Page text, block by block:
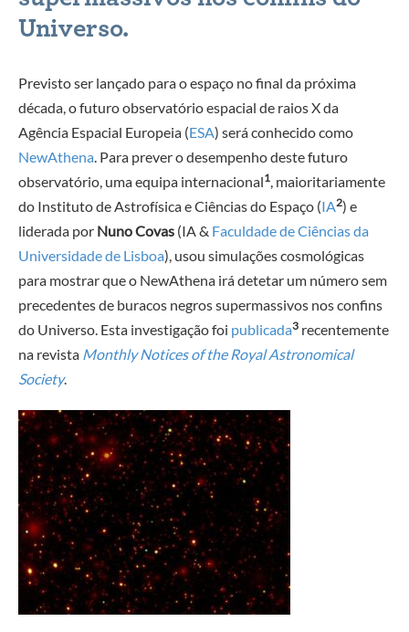
Universo.
Previsto ser lançado para o espaço no final da próxima
década, o futuro observatório espacial de raios X da
Agência Espacial Europeia (ESA) será conhecido como
NewAthena. Para prever o desempenho deste futuro
observatório, uma equipa internacional1, maioritariamente
do Instituto de Astrofísica e Ciências do Espaço (IA2) e
liderada por Nuno Covas (IA & Faculdade de Ciências da
Universidade de Lisboa), usou simulações cosmológicas
para mostrar que o NewAthena irá detetar um número sem
precedentes de buracos negros supermassivos nos confins
do Universo. Esta investigação foi publicada3 recentemente
na revista Monthly Notices of the Royal Astronomical
Society.